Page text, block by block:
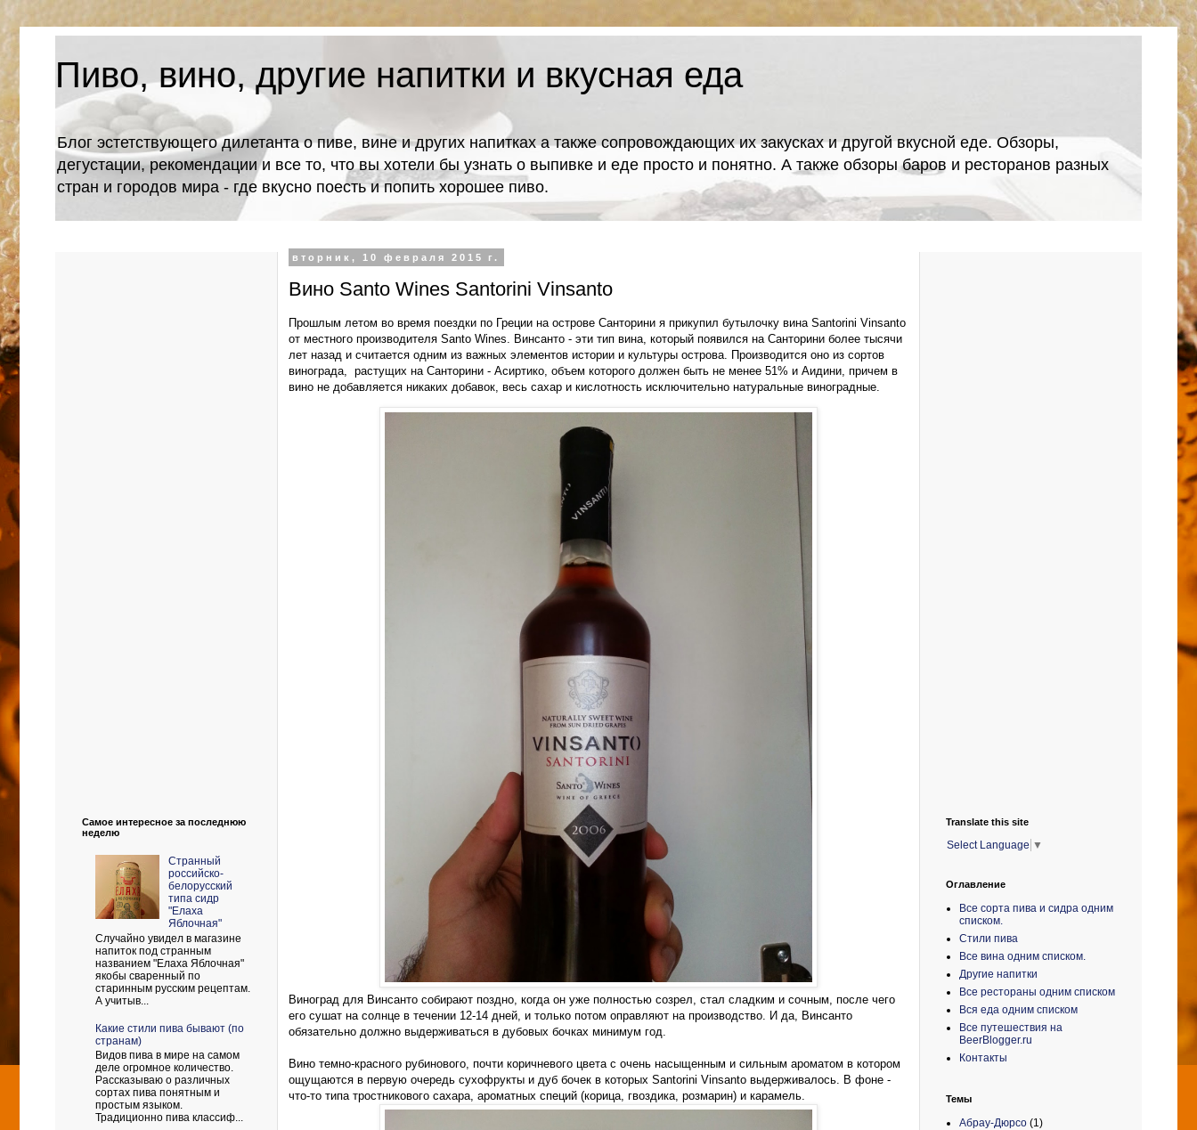
Пиво, вино, другие напитки и вкусная еда
Блог эстетствующего дилетанта о пиве, вине и других напитках а также сопровождающих их закусках и другой вкусной еде. Обзоры,
дегустации, рекомендации и все то, что вы хотели бы узнать о выпивке и еде просто и понятно. А также обзоры баров и ресторанов разных
стран и городов мира - где вкусно поесть и попить хорошее пиво.
вторник, 10 февраля 2015 г.
Вино Santo Wines Santorini Vinsanto
Прошлым летом во время поездки по Греции на острове Санторини я прикупил бутылочку вина Santorini Vinsanto
от местного производителя Santo Wines. Винсанто - эти тип вина, который появился на Санторини более тысячи
лет назад и считается одним из важных элементов истории и культуры острова. Производится оно из сортов
винограда, растущих на Санторини - Асиртико, объем которого должен быть не менее 51% и Аидини, причем в
вино не добавляется никаких добавок, весь сахар и кислотность исключительно натуральные виноградные.
Виноград для Винсанто собирают поздно, когда он уже полностью созрел, стал сладким и сочным, после чего
его сушат на солнце в течении 12-14 дней, и только потом оправляют на производство. И да, Винсанто
обязательно должно выдерживаться в дубовых бочках минимум год.
Вино темно-красного рубинового, почти коричневого цвета с очень насыщенным и сильным ароматом в котором
ощущаются в первую очередь сухофрукты и дуб бочек в которых Santorini Vinsanto выдерживалось. В фоне -
что-то типа тростникового сахара, ароматных специй (корица, гвоздика, розмарин) и карамель.
Самое интересное за последнюю
неделю
Странный
российско-
белорусский
типа сидр
"Елаха
Яблочная"
Случайно увидел в магазине
напиток под странным
названием "Елаха Яблочная"
якобы сваренный по
старинным русским рецептам.
А учитыв...
Какие стили пива бывают (по
странам)
Видов пива в мире на самом
деле огромное количество.
Рассказываю о различных
сортах пива понятным и
простым языком.
Традиционно пива классиф...
Translate this site
Select Language ▼
Оглавление
Все сорта пива и сидра одним
списком.
Стили пива
Все вина одним списком.
Другие напитки
Все рестораны одним списком
Вся еда одним списком
Все путешествия на
BeerBlogger.ru
Контакты
Темы
Абрау-Дюрсо (1)